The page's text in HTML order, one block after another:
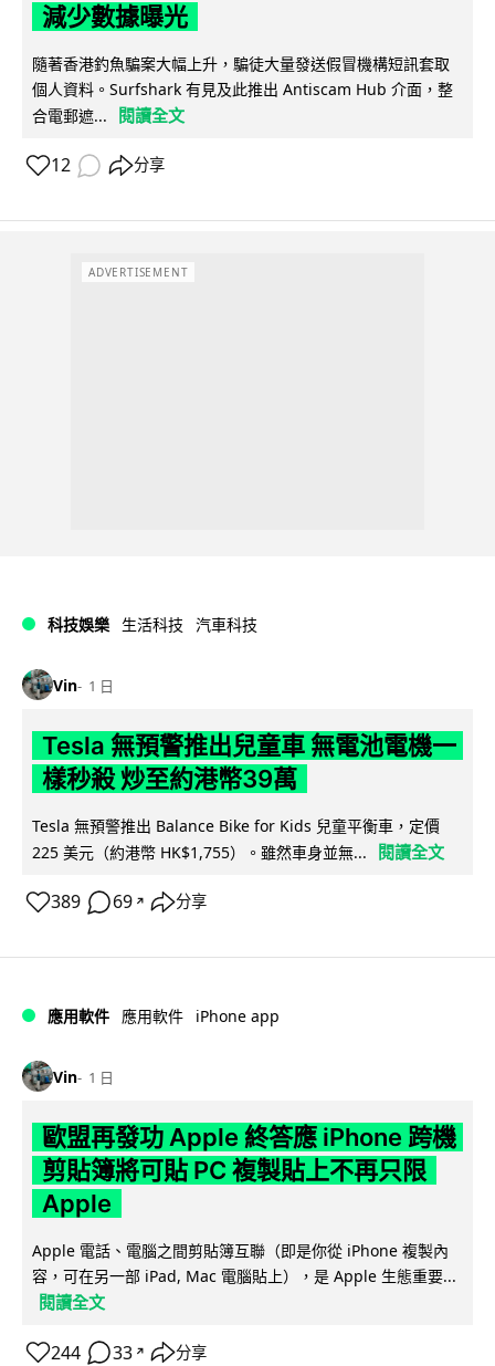
減少數據曝光
隨著香港釣魚騙案大幅上升，騙徒大量發送假冒機構短訊套取
個人資料。Surfshark 有見及此推出 Antiscam Hub 介面，整
合電郵遮...
閱讀全文
12 分享
ADVERTISEMENT
科技娛樂 生活科技 汽車科技
Vin 1 日
Tesla 無預警推出兒童車 無電池電機一
樣秒殺 炒至約港幣39萬
Tesla 無預警推出 Balance Bike for Kids 兒童平衡車，定價
225 美元（約港幣 HK$1,755）。雖然車身並無...
閱讀全文
389 69 ↗ 分享
應用軟件 應用軟件 iPhone app
Vin 1 日
歐盟再發功 Apple 終答應 iPhone 跨機
剪貼簿將可貼 PC 複製貼上不再只限
Apple
Apple 電話、電腦之間剪貼簿互聯（即是你從 iPhone 複製內
容，可在另一部 iPad, Mac 電腦貼上），是 Apple 生態重要...
閱讀全文
244 33 ↗ 分享